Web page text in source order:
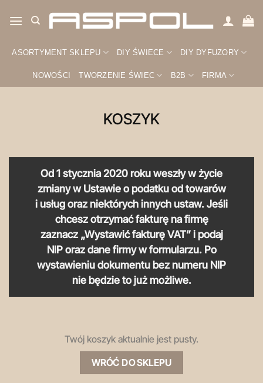
ASORTYMENT SKLEPU DIY ŚWIECE DIY DYFUZORY
NOWOŚCI TWORZENIE ŚWIEC B2B FIRMA
KOSZYK
Od 1 stycznia 2020 roku weszły w życie
zmiany w Ustawie o podatku od towarów
i usług oraz niektórych innych ustaw. Jeśli
chcesz otrzymać fakturę na firmę
zaznacz „Wystawić fakturę VAT” i podaj
NIP oraz dane firmy w formularzu. Po
wystawieniu dokumentu bez numeru NIP
nie będzie to już możliwe.
Twój koszyk aktualnie jest pusty.
WRÓĆ DO SKLEPU